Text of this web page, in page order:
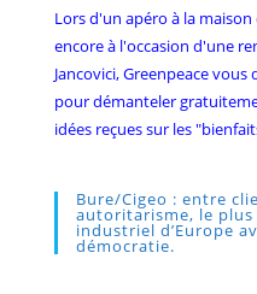
Lors d'un apéro à la
encore à l'occasion d'une
Jancovici, Greenpeace
pour démanteler
idées reçues sur les
Bure/Cigeo : entre
autoritarisme, le
industriel d’Europe
démocratie.